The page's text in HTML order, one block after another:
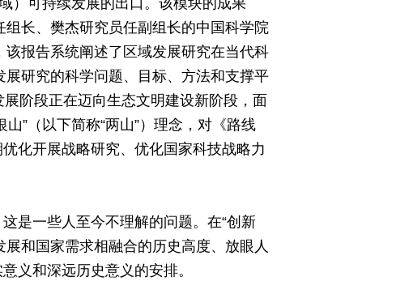
）可持续发展的出口。该模块的成果
组长、樊杰研究员任副组长的中国科学院
报告系统阐述了区域发展研究在当代科
研究的科学问题、目标、方法和支撑平
阶段正在迈向生态文明建设新阶段，面
”（以下简称“两山”）理念，对《路线
化开展战略研究、优化国家科技战略力
是一些人至今不理解的问题。在“创新
和国家需求相融合的历史高度、放眼人
义和深远历史意义的安排。